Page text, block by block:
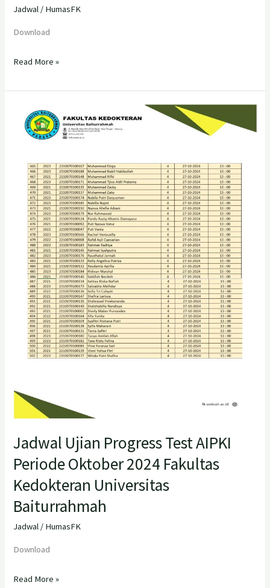
Jadwal / HumasFK
Download
Read More »
Jadwal Ujian Progress Test AIPKI
Periode Oktober 2024 Fakultas
Kedokteran Universitas
Baiturrahmah
Jadwal / HumasFK
Download
Jadwal
Ujian
Test
AIPKI
Periode
Oktober
2024
Fakultas
Kedokteran
Universitas
Baiturrahmah
Read More »